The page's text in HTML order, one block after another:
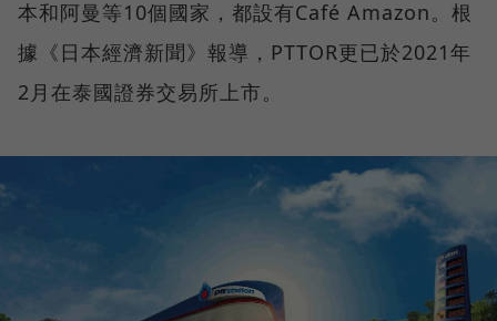
本和阿曼等10個國家，都設有Café Amazon。根
據《日本經濟新聞》報導，PTTOR更已於2021年
2月在泰國證券交易所上市。